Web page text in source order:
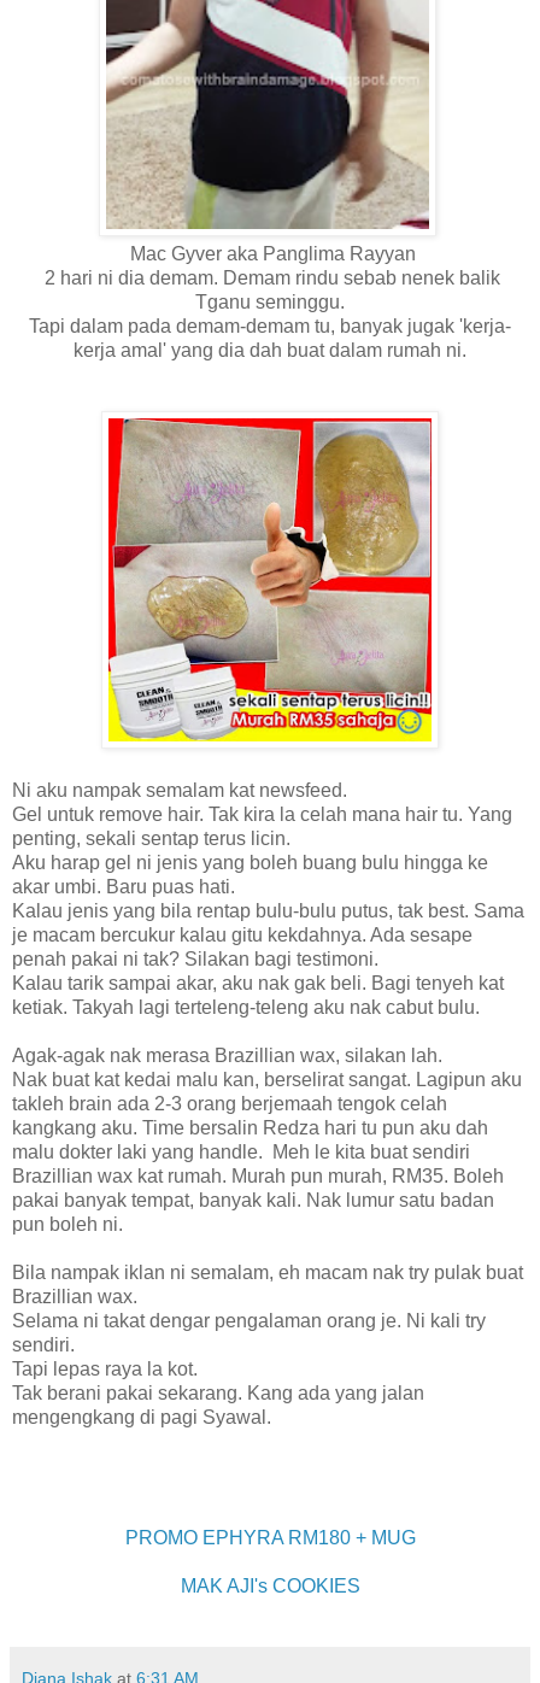
Mac Gyver aka Panglima Rayyan
2 hari ni dia demam. Demam rindu sebab nenek balik
Tganu seminggu.
Tapi dalam pada demam-demam tu, banyak jugak 'kerja-
kerja amal' yang dia dah buat dalam rumah ni.
Ni aku nampak semalam kat newsfeed.
Gel untuk remove hair. Tak kira la celah mana hair tu. Yang
penting, sekali sentap terus licin.
Aku harap gel ni jenis yang boleh buang bulu hingga ke
akar umbi. Baru puas hati.
Kalau jenis yang bila rentap bulu-bulu putus, tak best. Sama
je macam bercukur kalau gitu kekdahnya. Ada sesape
penah pakai ni tak? Silakan bagi testimoni.
Kalau tarik sampai akar, aku nak gak beli. Bagi tenyeh kat
ketiak. Takyah lagi terteleng-teleng aku nak cabut bulu.
Agak-agak nak merasa Brazillian wax, silakan lah.
Nak buat kat kedai malu kan, berselirat sangat. Lagipun aku
takleh brain ada 2-3 orang berjemaah tengok celah
kangkang aku. Time bersalin Redza hari tu pun aku dah
malu dokter laki yang handle. Meh le kita buat sendiri
Brazillian wax kat rumah. Murah pun murah, RM35. Boleh
pakai banyak tempat, banyak kali. Nak lumur satu badan
pun boleh ni.
Bila nampak iklan ni semalam, eh macam nak try pulak buat
Brazillian wax.
Selama ni takat dengar pengalaman orang je. Ni kali try
sendiri.
Tapi lepas raya la kot.
Tak berani pakai sekarang. Kang ada yang jalan
mengengkang di pagi Syawal.
PROMO EPHYRA RM180 + MUG
MAK AJI's COOKIES
Diana Ishak at 6:31 AM